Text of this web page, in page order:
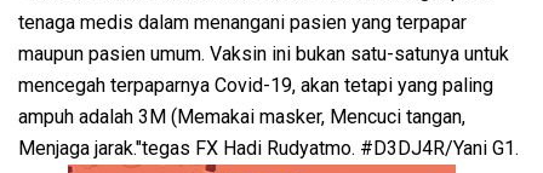
tenaga medis dalam menangani pasien yang terpapar
maupun pasien umum. Vaksin ini bukan satu-satunya untuk
mencegah terpaparnya Covid-19, akan tetapi yang paling
ampuh adalah 3M (Memakai masker, Mencuci tangan,
Menjaga jarak."tegas FX Hadi Rudyatmo. #D3DJ4R/Yani G1.